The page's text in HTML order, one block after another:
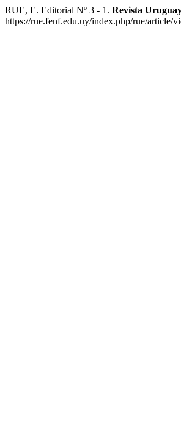
RUE, E. Editorial Nº 3 - 1. Revista
https://rue.fenf.edu.uy/index.php/rue/article/